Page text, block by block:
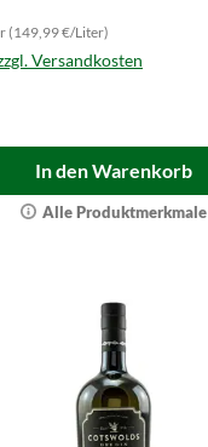
(149,99 €/Liter)
Versandkosten
In den Warenkorb
Alle Produktmerkmale